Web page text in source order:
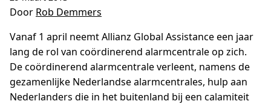
Door Rob Demmers
Vanaf 1 april neemt Allianz Global Assistance een jaar
lang de rol van coördinerend alarmcentrale op zich.
De coördinerend alarmcentrale verleent, namens de
gezamenlijke Nederlandse alarmcentrales, hulp aan
Nederlanders die in het buitenland bij een calamiteit